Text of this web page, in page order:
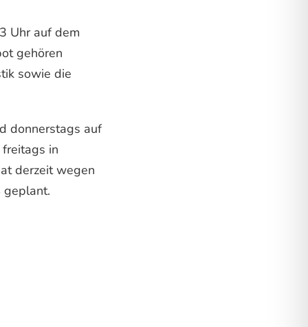
Uhr auf dem
gehören
sowie die
donnerstags auf
in
derzeit wegen
geplant.